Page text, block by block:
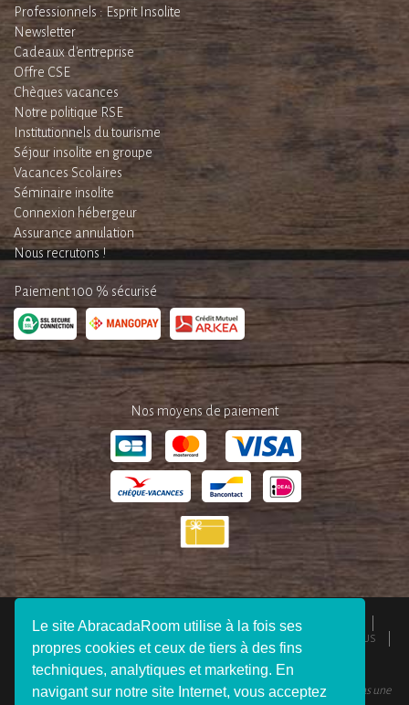
Le site AbracadaRoom utilise à la fois ses
propres cookies et ceux de tiers à des fins
techniques, analytiques et marketing. En
navigant sur notre site Internet, vous acceptez
Professionnels : Esprit Insolite
Newsletter
Cadeaux d'entreprise
Offre CSE
Chèques vacances
Notre politique RSE
Institutionnels du tourisme
Séjour insolite en groupe
Vacances Scolaires
Séminaire insolite
Connexion hébergeur
Assurance annulation
Nous recrutons !
Paiement 100 % sécurisé
Nos moyens de paiement
QUI SOMMES-NOUS ? ESPACE PRESSE
MENTIONS LÉGALES
REJOIGNEZ-NOUS
CONNEXION VOYAGEUR
FAQ CONTACTEZ-NOUS
© 2012 - 2026 AbracadaRoom Tous droits réservés. AbracadaRoom n’est pas une